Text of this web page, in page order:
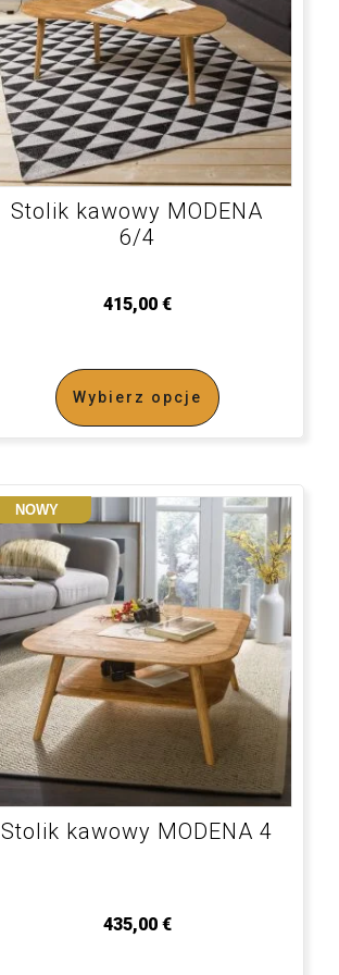
Stolik kawowy MODENA
6/4
415,00 €
Wybierz opcje
NOWY
Stolik kawowy MODENA 4
435,00 €